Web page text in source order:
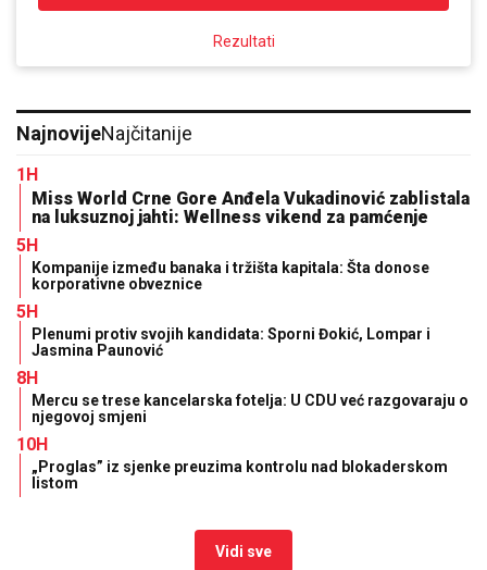
Rezultati
NajnovijeNajčitanije
1H
Miss World Crne Gore Anđela Vukadinović zablistala
na luksuznoj jahti: Wellness vikend za pamćenje
5H
Kompanije između banaka i tržišta kapitala: Šta donose
korporativne obveznice
5H
Plenumi protiv svojih kandidata: Sporni Đokić, Lompar i
Jasmina Paunović
8H
Mercu se trese kancelarska fotelja: U CDU već razgovaraju o
njegovoj smjeni
10H
„Proglas” iz sjenke preuzima kontrolu nad blokaderskom
listom
Vidi sve